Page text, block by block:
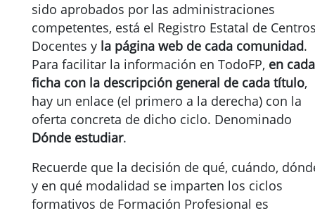
sido aprobados por las administraciones
competentes, está el Registro Estatal de
Docentes y la página web de cada comunidad.
Para facilitar la información en TodoFP, en cada
ficha con la descripción general de cada título,
hay un enlace (el primero a la derecha) con la
oferta concreta de dicho ciclo. Denominado
Dónde estudiar.
Recuerde que la decisión de qué, cuándo,
y en qué modalidad se imparten los ciclos
formativos de Formación Profesional es